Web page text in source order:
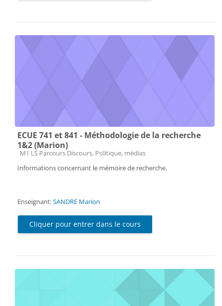
ECUE 741 et 841 - Méthodologie de la recherche
1&2 (Marion)
Catégorie de cours
M1 LS Parcours Discours, Politique, médias
Informations concernant le mémoire de recherche.
Enseignant:SANDRE Marion
Cliquer pour entrer dans le cours